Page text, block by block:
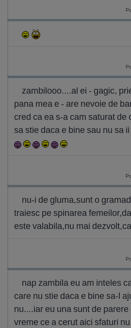
zambilooo....al ei - gagic,
pana mea e - are nevoie de
cred ca ea s-a cam saturat de
sa stie daca e bine sau nu sa
nu-i de gluma,sunt o
traiesc pe spinarea
este valabila,nu mai
nap zambila eu am inteles
care nu stie daca e bine sa-l
nu....iar eu una sunt de
vreme ce a cerut aici sfaturi